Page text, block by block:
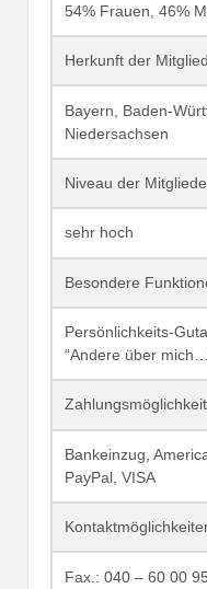
54% Frauen, 46%
Herkunft der
Bayern, Baden-
Niedersachsen
Niveau der
sehr hoch
Besondere
Persönlichkeits-
“Andere über
Bankeinzug,
PayPal, VISA
Fax.: 040 – 60 00